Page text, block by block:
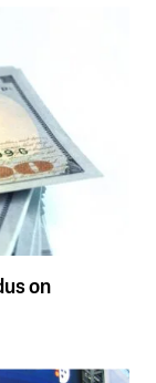
on